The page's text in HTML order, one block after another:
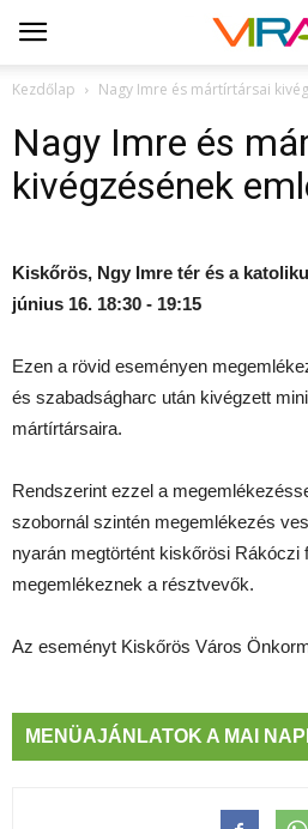
Kezdőlap Nagy Imre és mártírtársai
Nagy Imre és
kivégzésének
Kiskőrös, Ngy Imre tér és a
június 16. 18:30 - 19:15
Ezen a rövid eseményen
és szabadságharc után kivégzett
mártírtársaira.
Rendszerint ezzel a
szobornál szintén megemlékezés
nyarán megtörtént kiskőrösi Rákóczi
megemlékeznek a résztvevők.
Az eseményt Kiskőrös Város
MENÜAJÁNLATOK A MAI